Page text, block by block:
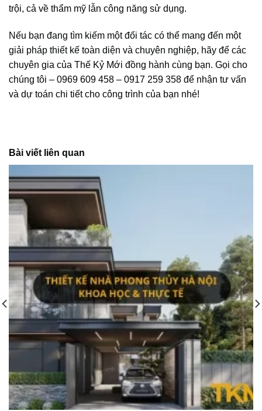
trội, cả về thẩm mỹ lẫn công năng sử dụng.
Nếu bạn đang tìm kiếm một đối tác có thể mang đến một
giải pháp thiết kế toàn diện và chuyên nghiệp, hãy để các
chuyên gia của Thế Kỷ Mới đồng hành cùng bạn. Gọi cho
chúng tôi – 0969 609 458 – 0917 259 358 để nhận tư vấn
và dự toán chi tiết cho công trình của bạn nhé!
Bài viết liên quan